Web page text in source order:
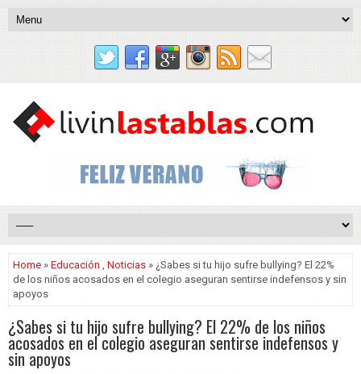
Home » Educación , Noticias » ¿Sabes si tu hijo sufre bullying? El 22%
de los niños acosados en el colegio aseguran sentirse indefensos y sin
apoyos
¿Sabes si tu hijo sufre bullying? El 22% de los niños
acosados en el colegio aseguran sentirse indefensos y
sin apoyos